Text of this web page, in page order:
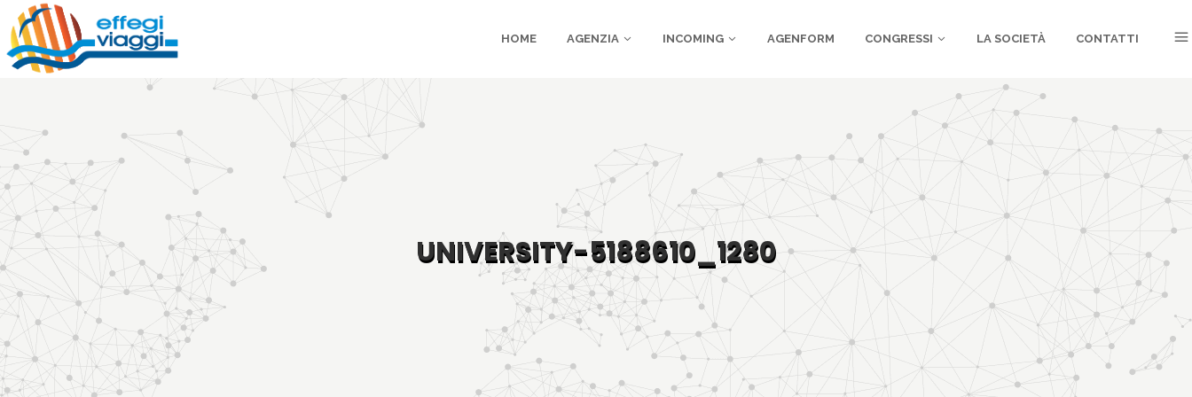
HOME AGENZIA INCOMING AGENFORM CONGRESSI LA SOCIETÀ CONTATTI
UNIVERSITY-5188610_1280